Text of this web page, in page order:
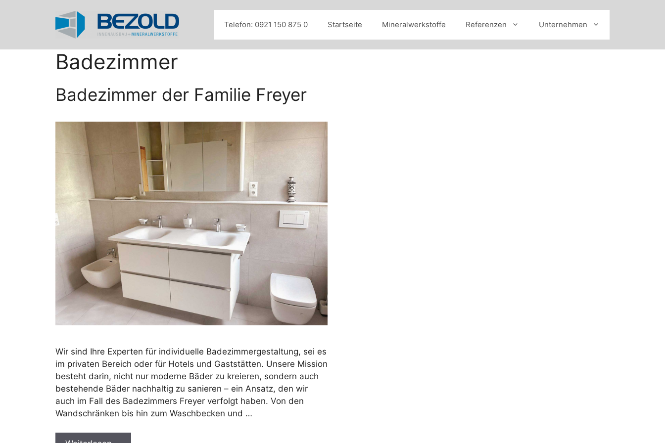
Telefon: 0921 150 875 0 Startseite Mineralwerkstoffe Referenzen Unternehmen
Badezimmer
Badezimmer der Familie Freyer
Wir sind Ihre Experten für individuelle Badezimmergestaltung, sei es
im privaten Bereich oder für Hotels und Gaststätten. Unsere Mission
besteht darin, nicht nur moderne Bäder zu kreieren, sondern auch
bestehende Bäder nachhaltig zu sanieren – ein Ansatz, den wir
auch im Fall des Badezimmers Freyer verfolgt haben. Von den
Wandschränken bis hin zum Waschbecken und …